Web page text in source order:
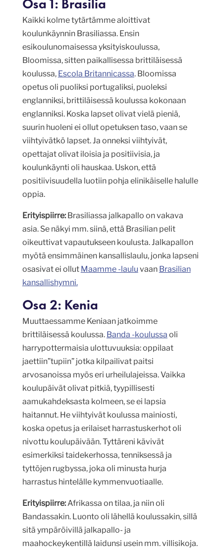
Kaikki kolme tytärtämme aloittivat
koulunkäynnin Brasiliassa. Ensin
esikoulunomaisessa yksityiskoulussa,
Bloomissa, sitten paikallisessa brittiläisessä
koulussa, Escola Britannicassa. Bloomissa
opetus oli puoliksi portugaliksi, puoleksi
englanniksi, brittiläisessä koulussa kokonaan
englanniksi. Koska lapset olivat vielä pieniä,
suurin huoleni ei ollut opetuksen taso, vaan se
viihtyivätkö lapset. Ja onneksi viihtyivät,
opettajat olivat iloisia ja positiivisia, ja
koulunkäynti oli hauskaa. Uskon, että
positiivisuudella luotiin pohja elinikäiselle halulle
oppia.
Erityispiirre:Brasiliassa jalkapallo on vakava
asia. Se näkyi mm. siinä, että Brasilian pelit
oikeuttivat vapautukseen koulusta. Jalkapallon
myötä ensimmäinen kansallislaulu, jonka lapseni
osasivat ei ollut Maamme -laulu vaan Brasilian
kansallishymni.
Osa 2: Kenia
Muuttaessamme Keniaan jatkoimme
brittiläisessä koulussa. Banda -koulussa oli
harrypottermaisia ulottuvuuksia: oppilaat
jaettiin”tupiin” jotka kilpailivat paitsi
arvosanoissa myös eri urheilulajeissa. Vaikka
koulupäivät olivat pitkiä, tyypillisesti
aamukahdeksasta kolmeen, se ei lapsia
haitannut. He viihtyivät koulussa mainiosti,
koska opetus ja erilaiset harrastuskerhot oli
nivottu koulupäivään. Tyttäreni kävivät
esimerkiksi taidekerhossa, tenniksessä ja
tyttöjen rugbyssa, joka oli minusta hurja
harrastus hintelälle kymmenvuotiaalle.
Erityispiirre:Afrikassa on tilaa, ja niin oli
Bandassakin. Luonto oli lähellä koulussakin, sillä
sitä ympäröivillä jalkapallo- ja
maahockeykentillä laidunsi usein mm. villisikoja.